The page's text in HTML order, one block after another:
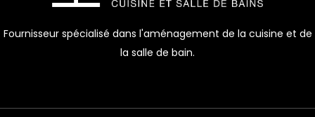
Fournisseur spécialisé dans l'aménagement de la cuisine et de
la salle de bain.